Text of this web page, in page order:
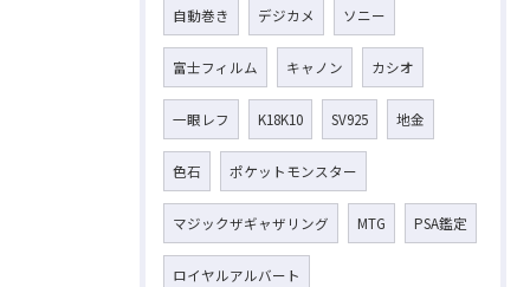
自動巻き デジカメ ソニー
富士フィルム キャノン カシオ
一眼レフ K18K10 SV925 地金
色石 ポケットモンスター
マジックザギャザリング MTG PSA鑑定
ロイヤルアルバート